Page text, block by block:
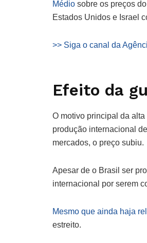
Médio sobre os preços
Estados Unidos e Israel
>> Siga o canal da
Efeito da
O motivo principal da
produção internacional
mercados, o preço subiu.
Apesar de o Brasil ser
internacional por serem
Mesmo que ainda haja
estreito.